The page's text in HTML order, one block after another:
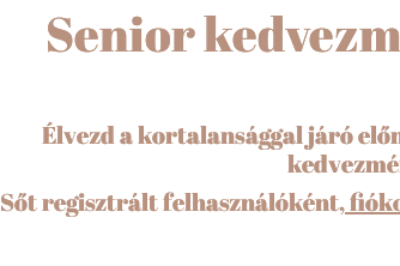
Senior
Élvezd a kortalansággal járó
Sőt regisztrált felhasználóként,